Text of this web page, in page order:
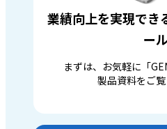
業績向上を実現でき
ール
まずは、お気軽に「
製品資料をご覧